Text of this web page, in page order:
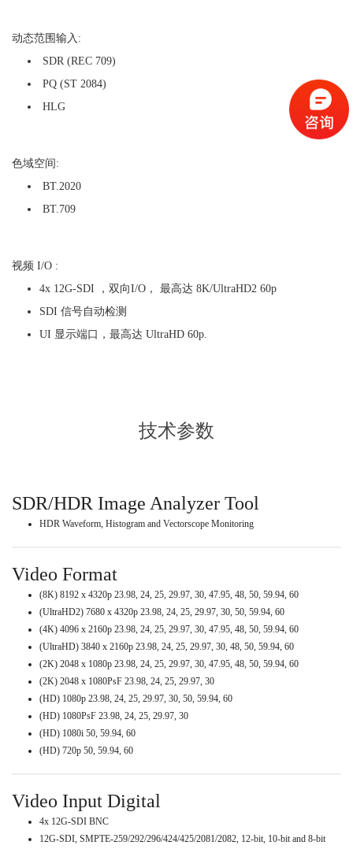
动态范围输入:
SDR (REC 709)
PQ (ST 2084)
HLG
色域空间:
BT.2020
BT.709
视频 I/O :
4x 12G-SDI ，双向I/O， 最高达 8K/UltraHD2 60p
SDI 信号自动检测
UI 显示端口，最高达 UltraHD 60p.
技术参数
SDR/HDR Image Analyzer Tool
HDR Waveform, Histogram and Vectorscope Monitoring
Video Format
(8K) 8192 x 4320p 23.98, 24, 25, 29.97, 30, 47.95, 48, 50, 59.94, 60
(UltraHD2) 7680 x 4320p 23.98, 24, 25, 29.97, 30, 50, 59.94, 60
(4K) 4096 x 2160p 23.98, 24, 25, 29.97, 30, 47.95, 48, 50, 59.94, 60
(UltraHD) 3840 x 2160p 23.98, 24, 25, 29.97, 30, 48, 50, 59.94, 60
(2K) 2048 x 1080p 23.98, 24, 25, 29.97, 30, 47.95, 48, 50, 59.94, 60
(2K) 2048 x 1080PsF 23.98, 24, 25, 29.97, 30
(HD) 1080p 23.98, 24, 25, 29.97, 30, 50, 59.94, 60
(HD) 1080PsF 23.98, 24, 25, 29.97, 30
(HD) 1080i 50, 59.94, 60
(HD) 720p 50, 59.94, 60
Video Input Digital
4x 12G-SDI BNC
12G-SDI, SMPTE-259/292/296/424/425/2081/2082, 12-bit, 10-bit and 8-bit